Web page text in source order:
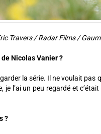
Travers / Radar Films /
Nicolas Vanier ?
la série. Il ne voulait
l’ai un peu regardé et
?